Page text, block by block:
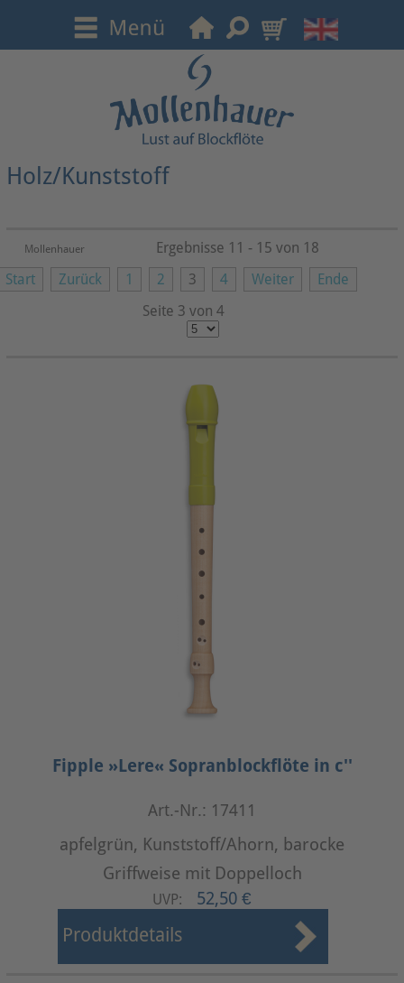
Holz/Kunststoff
Mollenhauer
Start Zurück 1 2 3 4 Weiter
Ende
Seite 3 von 4
Ergebnisse 11 - 15 von 18
Fipple »Lere« Sopranblockflöte in c''
Art.-Nr.: 17411
apfelgrün, Kunststoff/Ahorn, barocke
Griffweise mit Doppelloch
UVP: 52,50 €
Produktdetails